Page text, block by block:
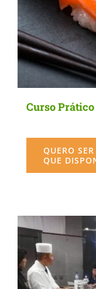
Curso
QUERO
QUE